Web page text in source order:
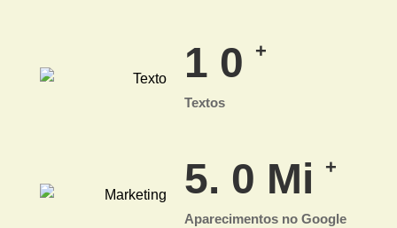
1 0 +
Textos
5. 0 Mi +
Aparecimentos no Google